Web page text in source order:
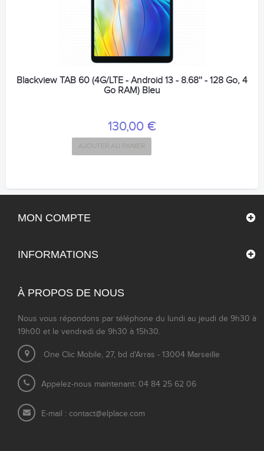
Blackview TAB 60 (4G/LTE - Android 13 - 8.68'' - 128 Go, 4
Go RAM) Bleu
130,00 €
AJOUTER AU PANIER
MON COMPTE
INFORMATIONS
À PROPOS DE NOUS
Nous vous répondons par téléphone du lundi au jeudi de 9h30 à
19h00 et le vendredi de 9h30 à 15h30.
One Clic Mobile, 27, bd d'Arras - 13004 Marseille
Appelez-nous maintenant: 04 84 25 62 06
E-mail : contact@elplace.com